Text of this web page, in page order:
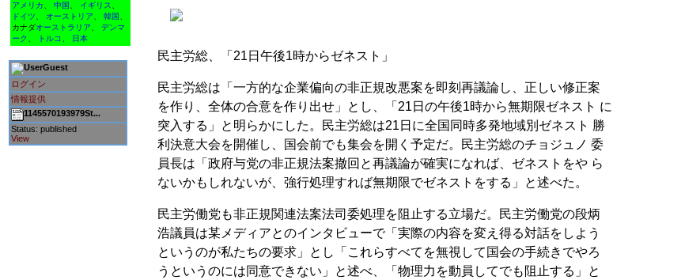
アメリカ 中国 イギリス
ドイツ
オーストリア 韓国
カナダオーストラリア
デンマ
ーク
トルコ 日本
Guest
ログイン
情報提供
1145570193979St...
Status: published
View
民主労総、「21日午後1時からゼネスト」
民主労総は「一方的な企業偏向の非正規改悪案を即刻再議論し、正しい修正案
を作り、全体の合意を作り出せ」とし、「21日の午後1時から無期限ゼネスト に
突入する」と明らかにした。民主労総は21日に全国同時多発地域別ゼネスト 勝
利決意大会を開催し、国会前でも集会を開く予定だ。民主労総のチョジュノ 委
員長は「政府与党の非正規法案撤回と再議論が確実になれば、ゼネストをや ら
ないかもしれないが、強行処理すれば無期限でゼネストをする」と述べた。
民主労働党も非正規関連法案法司委処理を阻止する立場だ。民主労働党の段炳
浩議員は某メディアとのインタビューで「実際の内容を変え得る対話をしよう
というのが私たちの要求」とし「これらすべてを無視して国会の手続きでやろ
うというのには同意できない」と述べ、「物理力を動員してでも阻止する」と